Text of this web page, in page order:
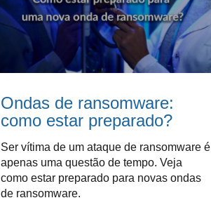
Ondas de ransomware:
como estar preparado?
Ser vítima de um ataque de ransomware é
apenas uma questão de tempo. Veja
como estar preparado para novas ondas
de ransomware.